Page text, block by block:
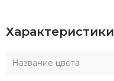
Характеристики
Название цвета